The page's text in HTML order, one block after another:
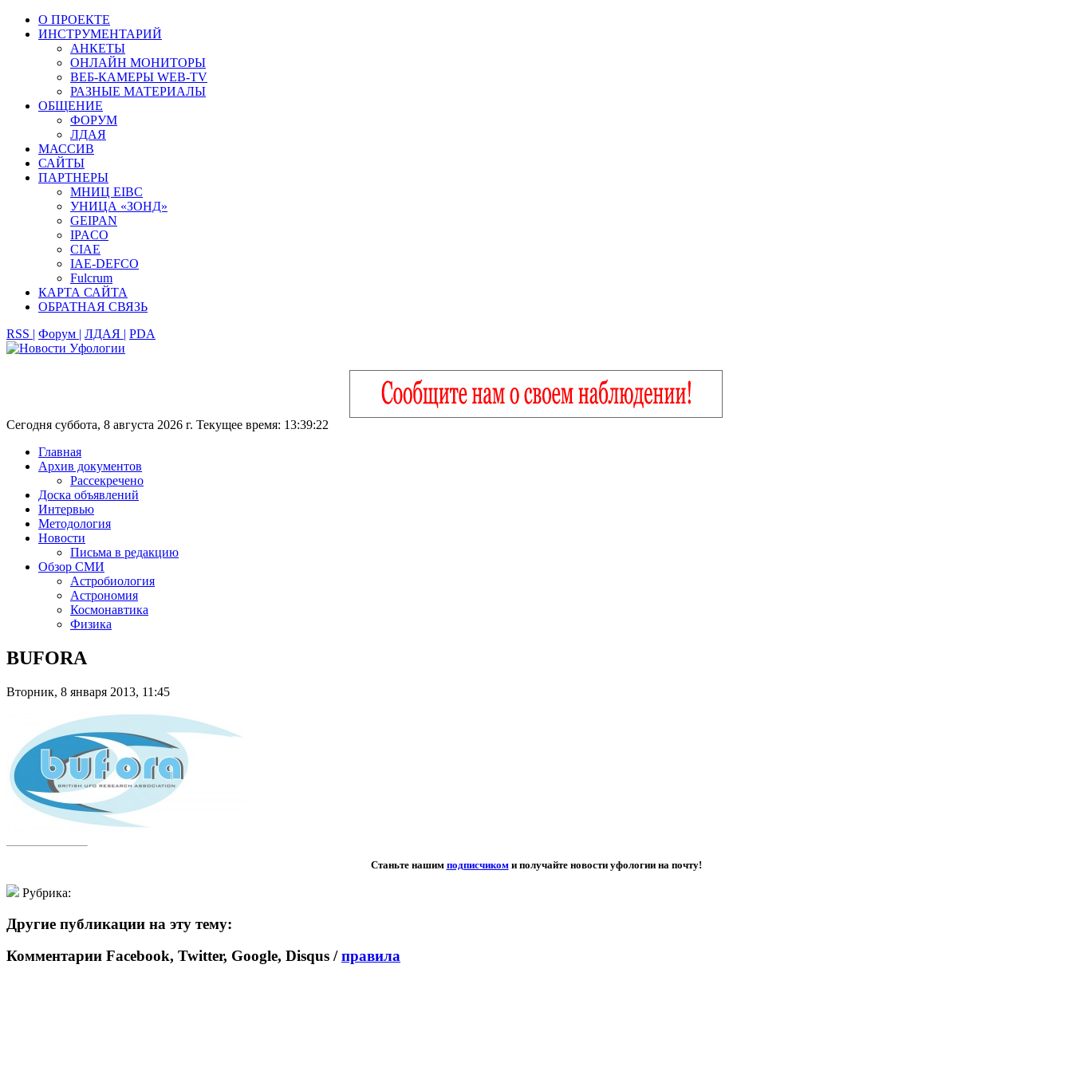
О ПРОЕКТЕ
ИНСТРУМЕНТАРИЙ
АНКЕТЫ
ОНЛАЙН МОНИТОРЫ
ВЕБ-КАМЕРЫ WEB-TV
РАЗНЫЕ МАТЕРИАЛЫ
ОБЩЕНИЕ
ФОРУМ
ЛДАЯ
МАССИВ
САЙТЫ
ПАРТНЕРЫ
МНИЦ EIBC
УНИЦА «ЗОНД»
GEIPAN
IPACO
CIAE
IAE-DEFCO
Fulcrum
КАРТА САЙТА
ОБРАТНАЯ СВЯЗЬ
RSS | Форум | ЛДАЯ | PDA
Сегодня суббота, 8 августа 2026 г. Текущее время: 13:39:23
Главная
Архив документов
Рассекречено
Доска объявлений
Интервью
Методология
Новости
Письма в редакцию
Обзор СМИ
Астробиология
Астрономия
Космонавтика
Физика
BUFORA
Вторник, 8 января 2013, 11:45
Станьте нашим подписчикоми получайте новости уфологии на почту!
Рубрика:
Другие публикации на эту тему:
Комментарии Facebook, Twitter, Google, Disqus /правила